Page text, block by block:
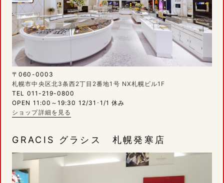
〒060-0003
札幌市中央区北3条西2丁目2番地1号 NX札幌ビル1F
TEL 011-219-0800
OPEN 11:00～19:30 12/31･1/1 休み
ショップ詳細を見る
GRACIS グラシス 札幌発寒店